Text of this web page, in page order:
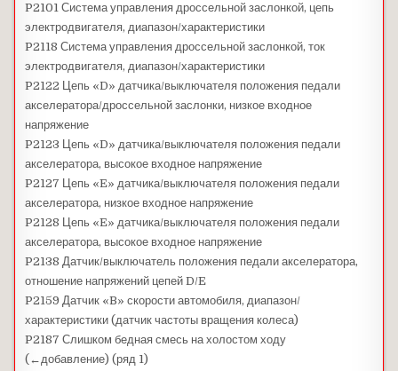
P2101 Система управления дроссельной заслонкой, цепь
электродвигателя, диапазон/характеристики
P2118 Система управления дроссельной заслонкой, ток
электродвигателя, диапазон/характеристики
P2122 Цепь «D» датчика/выключателя положения педали
акселератора/дроссельной заслонки, низкое входное
напряжение
P2123 Цепь «D» датчика/выключателя положения педали
акселератора, высокое входное напряжение
P2127 Цепь «E» датчика/выключателя положения педали
акселератора, низкое входное напряжение
P2128 Цепь «E» датчика/выключателя положения педали
акселератора, высокое входное напряжение
P2138 Датчик/выключатель положения педали акселератора,
отношение напряжений цепей D/E
P2159 Датчик «B» скорости автомобиля, диапазон/
характеристики (датчик частоты вращения колеса)
P2187 Слишком бедная смесь на холостом ходу
(←добавление) (ряд 1)